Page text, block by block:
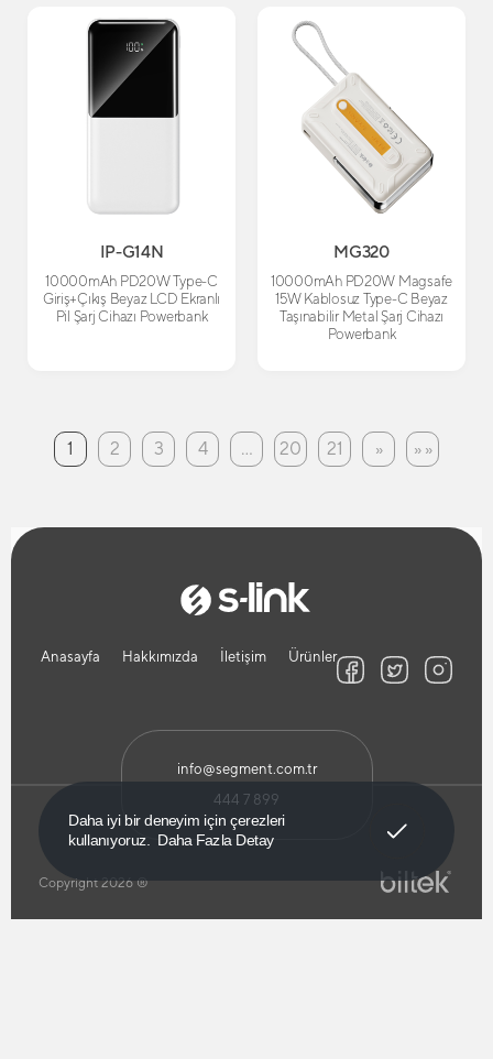
Daha iyi bir deneyim için çerezleri
kullanıyoruz.
Daha Fazla Detay
IP-G14N
10000mAh PD20W Type-C
Giriş+Çıkış Beyaz LCD Ekranlı
Pil Şarj Cihazı Powerbank
MG320
10000mAh PD20W Magsafe
15W Kablosuz Type-C Beyaz
Taşınabilir Metal Şarj Cihazı
Powerbank
1
(current)
2 3 4 ... 20 21 »
Sonraki
» »
Son
Anasayfa Hakkımızda İletişim Ürünler
info@segment.com.tr
444 7 899
Copyright 2026 ®